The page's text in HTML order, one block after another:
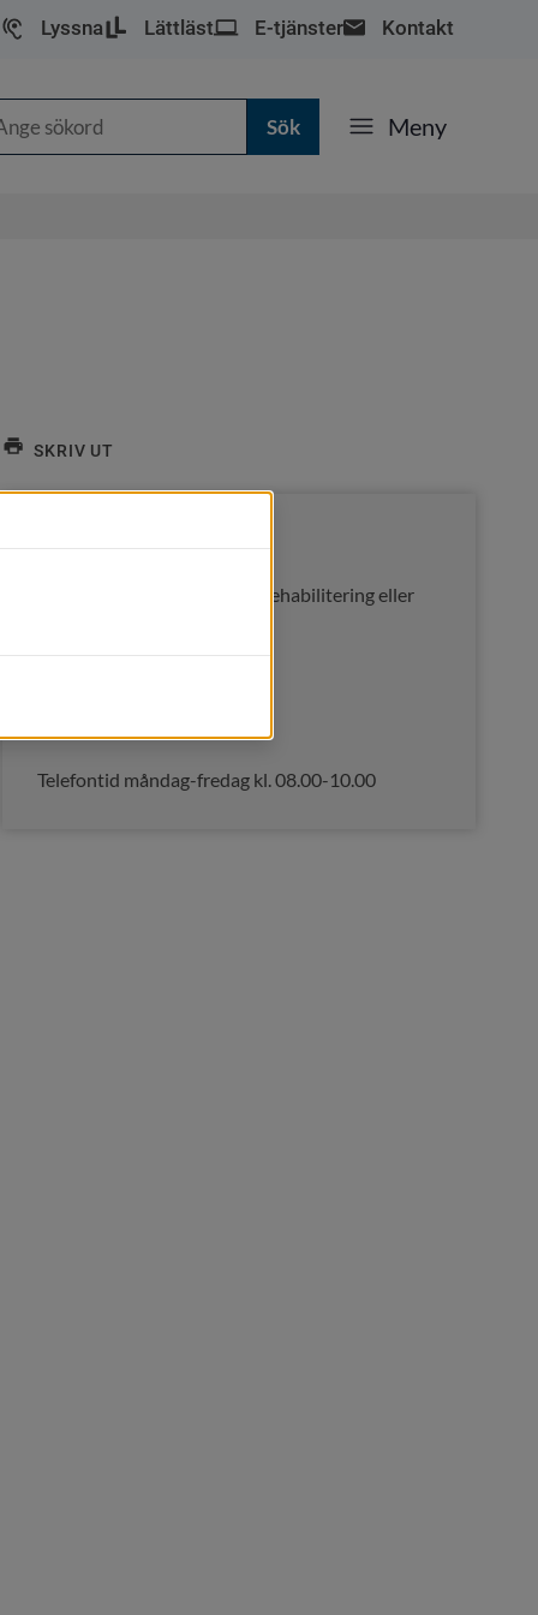
Lyssna Lättläst E-tjänster Kontakt
Meny
SKRIV UT
Kontakta oss vid frågor om rehabilitering eller
Telefontid måndag-fredag kl. 08.00-10.00